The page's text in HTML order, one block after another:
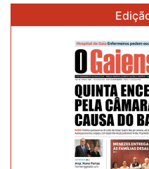
Avintes
abre
este
sábado